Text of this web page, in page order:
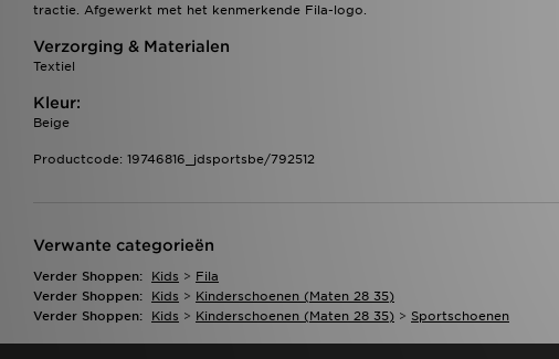
tractie. Afgewerkt met het kenmerkende Fila-logo.
Verzorging & Materialen
Textiel
Kleur:
Beige
Productcode: 19746816_jdsportsbe/792512
Verwante categorieën
Verder Shoppen: Kids > Fila
Verder Shoppen:
Kids > Kinderschoenen (maten 28 35)
Verder Shoppen:
Kids > Kinderschoenen (maten 28 35) > Sportschoenen